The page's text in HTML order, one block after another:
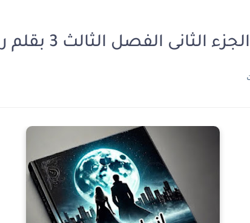
الفصل الثالث 3 بقلم رحمه سامي